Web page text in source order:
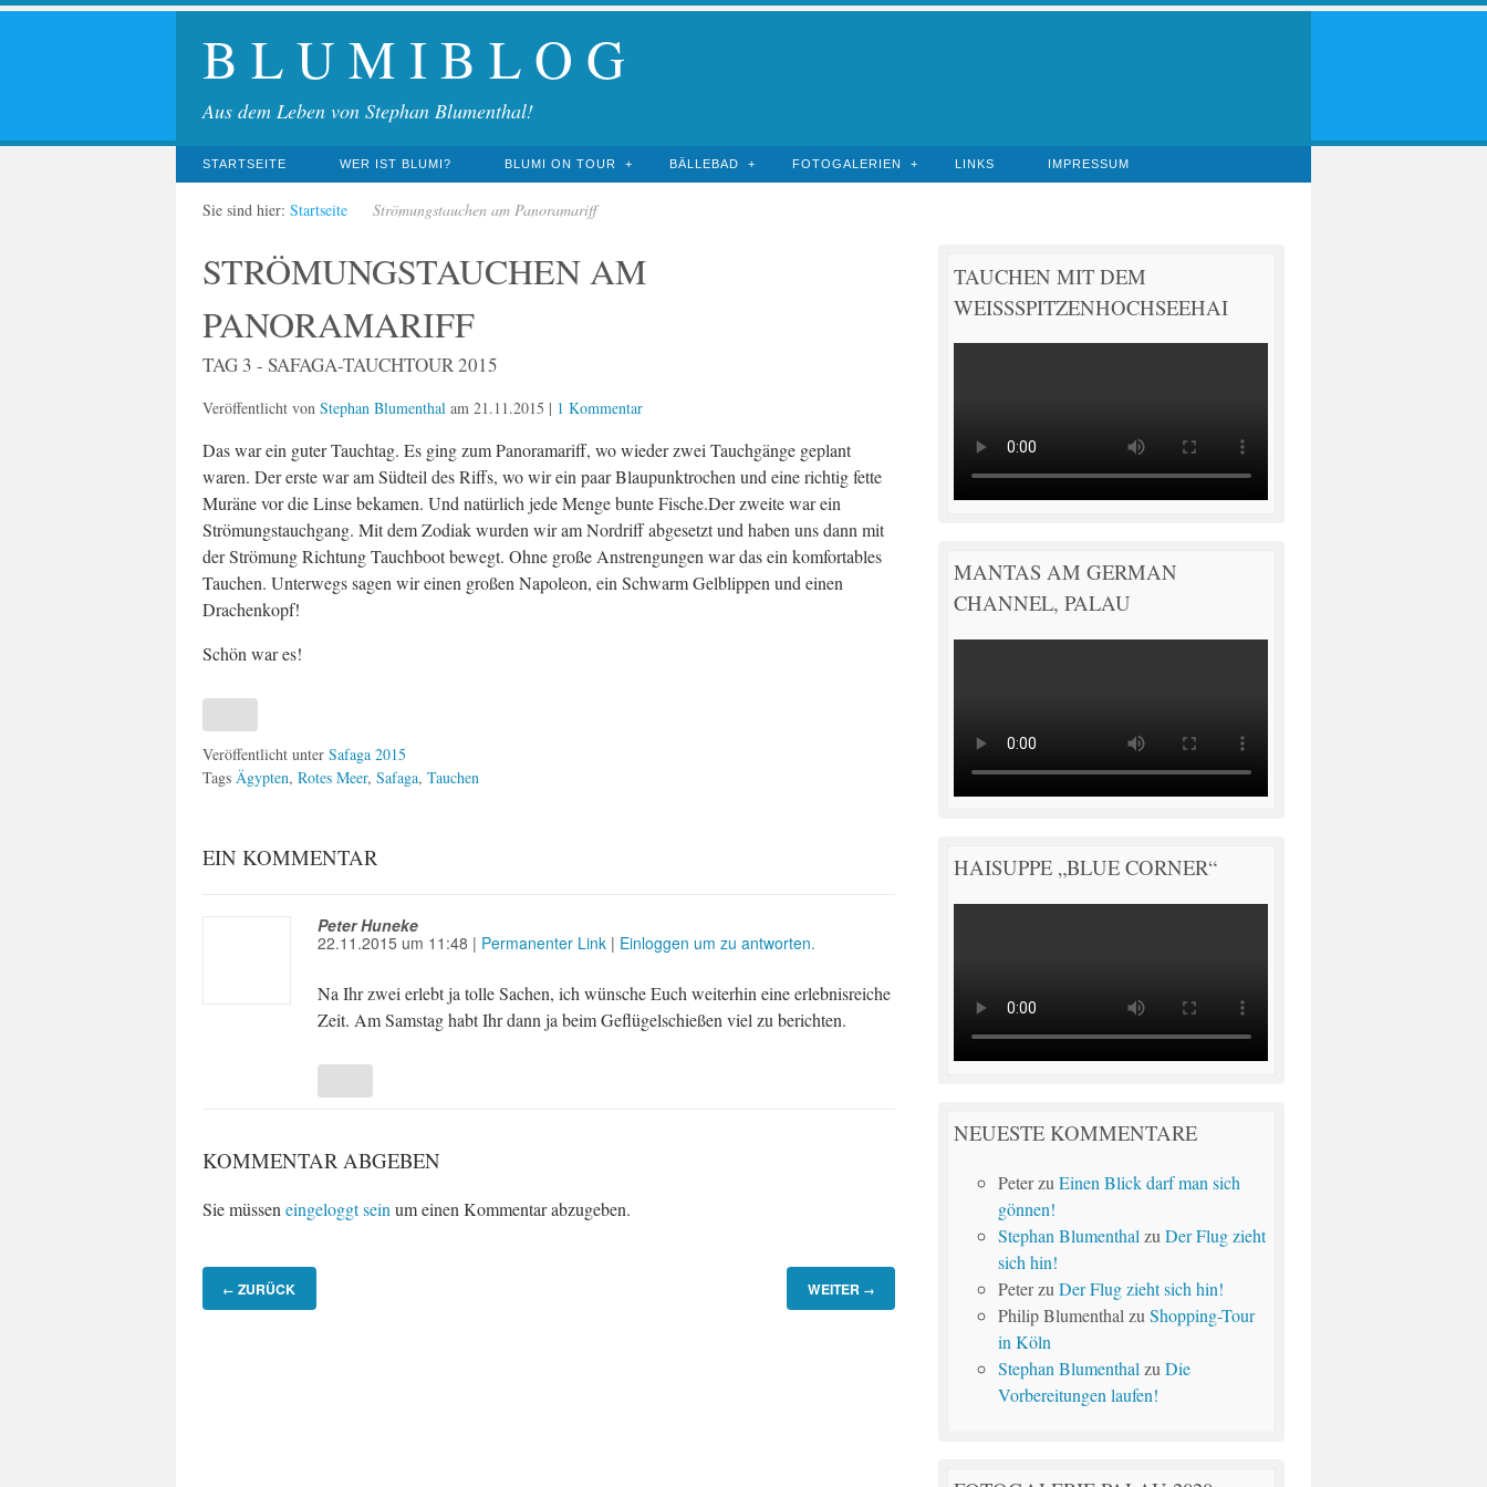
B L U M I B L O G
Aus dem Leben von Stephan Blumenthal!
STARTSEITE WER IST BLUMI? BLUMI ON TOUR BÄLLEBAD FOTOGALERIEN LINKS IMPRESSUM
Sie sind hier: Startseite Strömungstauchen am Panoramariff
STRÖMUNGSTAUCHEN AM
PANORAMARIFF
TAG 3 - SAFAGA-TAUCHTOUR 2015
Veröffentlicht von Stephan Blumenthalam 21.11.2015 | 1 Kommentar
Das war ein guter Tauchtag. Es ging zum Panoramariff, wo wieder zwei Tauchgänge geplant
waren. Der erste war am Südteil des Riffs, wo wir ein paar Blaupunktrochen und eine richtig fette
Muräne vor die Linse bekamen. Und natürlich jede Menge bunte Fische.Der zweite war ein
Strömungstauchgang. Mit dem Zodiak wurden wir am Nordriff abgesetzt und haben uns dann mit
der Strömung Richtung Tauchboot bewegt. Ohne große Anstrengungen war das ein komfortables
Tauchen. Unterwegs sagen wir einen großen Napoleon, ein Schwarm Gelblippen und einen
Drachenkopf!
Schön war es!
Veröffentlicht unter Safaga 2015
Tags Ägypten, Rotes Meer, Safaga, Tauchen
EIN KOMMENTAR
Peter Huneke
22.11.2015 um 11:48 | Permanenter Link| Einloggen um zu antworten.
Na Ihr zwei erlebt ja tolle Sachen, ich wünsche Euch weiterhin eine erlebnisreiche
Zeit. Am Samstag habt Ihr dann ja beim Geflügelschießen viel zu berichten.
KOMMENTAR ABGEBEN
Sie müsseneingeloggt seinum einen Kommentar abzugeben.
← ZURÜCK WEITER →
TAUCHEN MIT DEM
WEISSSPITZENHOCHSEEHAI
MANTAS AM GERMAN
CHANNEL, PALAU
HAISUPPE „BLUE CORNER“
NEUESTE KOMMENTARE
PeterzuEinen Blick darf man sich
gönnen!
Stephan Blumenthal zuDer Flug zieht
sich hin!
PeterzuDer Flug zieht sich hin!
Philip Blumenthal zuShopping-Tour
in Köln
Stephan Blumenthal zuDie
Vorbereitungen laufen!